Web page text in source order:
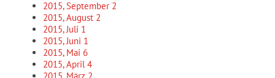
2015, September 2
2015, August 2
2015, Juli 1
2015, Juni 1
2015, Mai 6
2015, April4